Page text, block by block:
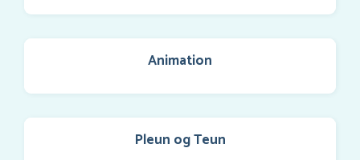
Animation
Pleun og Teun